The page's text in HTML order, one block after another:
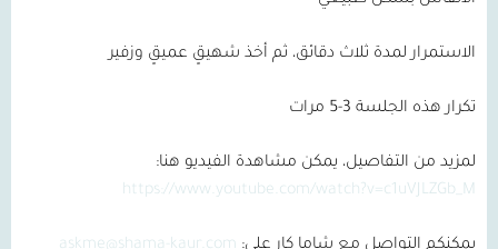
الاستمرار لمدة ثلاث دقائق، ثم أخذ شهيقٍ عميقٍ وزفير
تكرار هذه الجلسة 3-5 مرات
لمزيد من التفاصيل، يمكن مشاهدة الفيديو هنا:
https://www.youtube.com/watch?v=c1uVJLZGb_M